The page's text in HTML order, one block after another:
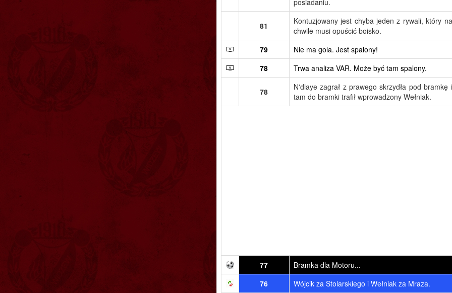
81
Kontuzjowany jest chyba jeden z rywali, który na
chwile musi opuścić boisko.
79
Nie ma gola. Jest spalony!
78
Trwa analiza VAR. Może być tam spalony.
78
N'diaye zagrał z prawego skrzydła pod bramkę i
tam do bramki trafił wprowadzony Wełniak.
77
Bramka dla Motoru...
76
Wójcik za Stolarskiego i Wełniak za Mraza.